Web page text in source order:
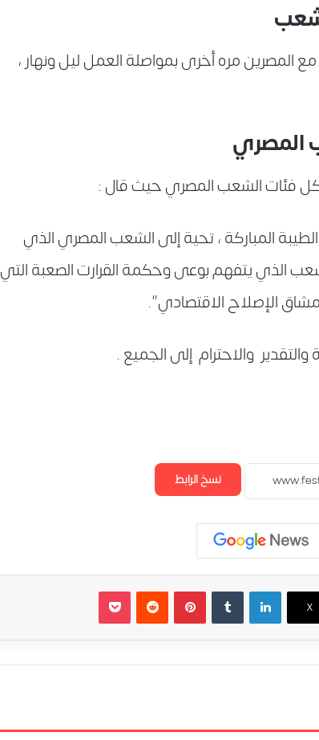
المصرين مره أخرى بمواصلة العمل ليل ونهار ،
المصري
فئات الشعب المصري حيث قال :
المباركة ، تحية إلى الشعب المصري الذي
الذي يتفهم بوعى وحكمة القرارت الصعبة التي
الإصلاح الاقتصادي”.
والاحترام إلى الجميع .
نسخ الرابط
‫X
لينكدإن ‏Tumblr بينتيريست ‏Reddit
‫Pocket